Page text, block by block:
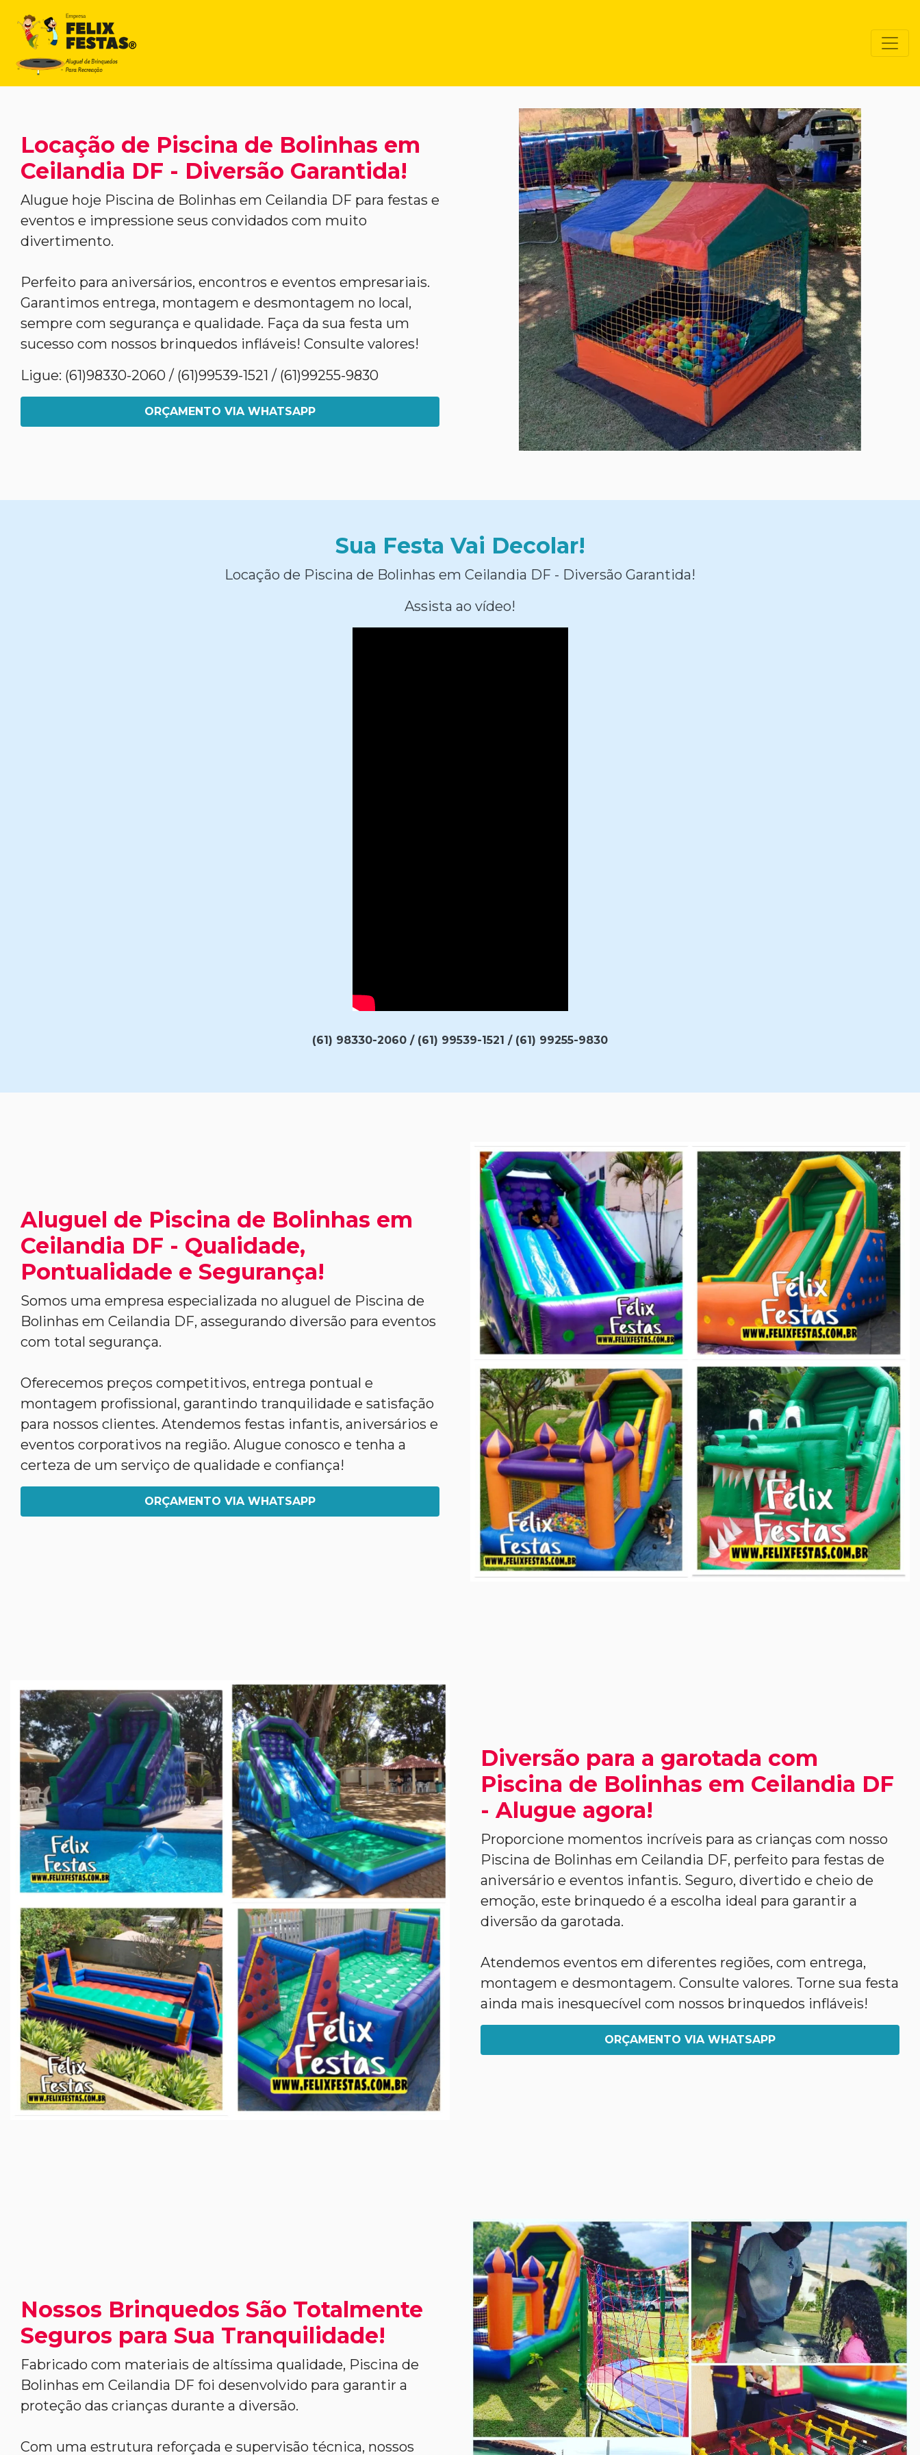
Locação de Piscina de Bolinhas em
Ceilandia DF - Diversão Garantida!
Alugue hoje Piscina de Bolinhas em Ceilandia DF para festas e
eventos e impressione seus convidados com muito
divertimento.
Perfeito para aniversários, encontros e eventos empresariais.
Garantimos entrega, montagem e desmontagem no local,
sempre com segurança e qualidade. Faça da sua festa um
sucesso com nossos brinquedos infláveis! Consulte valores!
Ligue: (61)98330-2060 / (61)99539-1521 / (61)99255-9830
ORÇAMENTO VIA WHATSAPP
Sua Festa Vai Decolar!
Locação de Piscina de Bolinhas em Ceilandia DF - Diversão Garantida!
Assista ao vídeo!
(61) 98330-2060 / (61) 99539-1521 / (61) 99255-9830
Aluguel de Piscina de Bolinhas em
Ceilandia DF - Qualidade,
Pontualidade e Segurança!
Somos uma empresa especializada no aluguel de Piscina de
Bolinhas em Ceilandia DF, assegurando diversão para eventos
com total segurança.
Oferecemos preços competitivos, entrega pontual e
montagem profissional, garantindo tranquilidade e satisfação
para nossos clientes. Atendemos festas infantis, aniversários e
eventos corporativos na região. Alugue conosco e tenha a
certeza de um serviço de qualidade e confiança!
ORÇAMENTO VIA WHATSAPP
Diversão para a garotada com
Piscina de Bolinhas em Ceilandia DF
- Alugue agora!
Proporcione momentos incríveis para as crianças com nosso
Piscina de Bolinhas em Ceilandia DF, perfeito para festas de
aniversário e eventos infantis. Seguro, divertido e cheio de
emoção, este brinquedo é a escolha ideal para garantir a
diversão da garotada.
Atendemos eventos em diferentes regiões, com entrega,
montagem e desmontagem. Consulte valores. Torne sua festa
ainda mais inesquecível com nossos brinquedos infláveis!
ORÇAMENTO VIA WHATSAPP
Nossos Brinquedos São Totalmente
Seguros para Sua Tranquilidade!
Fabricado com materiais de altíssima qualidade, Piscina de
Bolinhas em Ceilandia DF foi desenvolvido para garantir a
proteção das crianças durante a diversão.
Com uma estrutura reforçada e supervisão técnica, nossos